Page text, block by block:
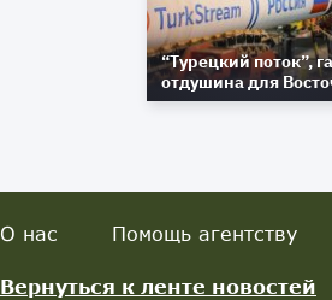
“Турецкий поток”,
отдушина для
О нас Помощь агентству
Вернуться к ленте новостей